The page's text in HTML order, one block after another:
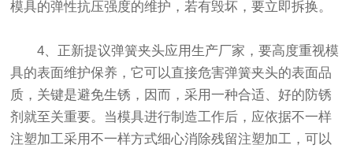
模具的弹性抗压强度的维护，若有毁坏，要立即拆换。
4、正新提议弹簧夹头应用生产厂家，要高度重视模
具的表面维护保养，它可以直接危害弹簧夹头的表面品
质，关键是避免生锈，因而，采用一种合适、好的防锈
剂就至关重要。当模具进行制造工作后，应依据不一样
注塑加工采用不一样方式细心消除残留注塑加工，可以